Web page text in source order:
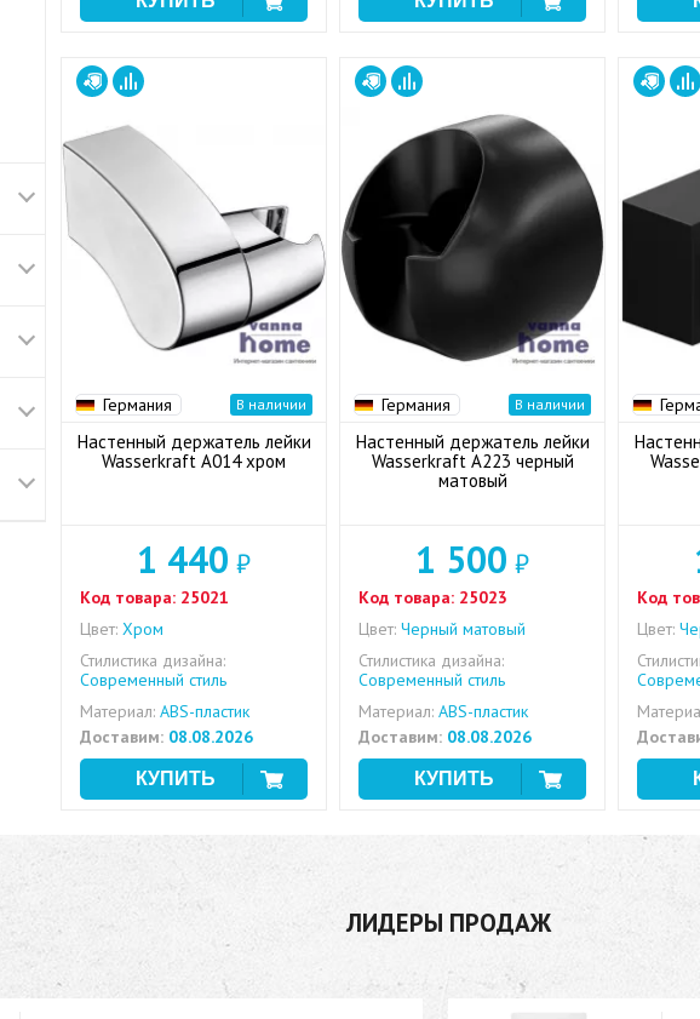
Германия В наличии
Настенный держатель лейки
Wasserkraft A014 хром
1 440 ₽
Код товара: 25021
Цвет: Хром
Стилистика дизайна:
Современный стиль
Материал: ABS-пластик
Доставим: 08.08.2026
Германия В наличии
Настенный держатель лейки
Wasserkraft A223 черный
матовый
1 500 ₽
Код товара: 25023
Цвет: Черный матовый
Стилистика дизайна:
Современный стиль
Материал: ABS-пластик
Доставим: 08.08.2026
Код
Цвет:
ЛИДЕРЫ ПРОДАЖ